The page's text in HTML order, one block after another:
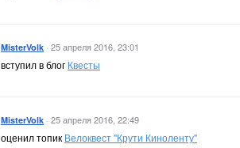
MisterVolk · 25 апреля 2016, 23:01
вступил в блог Квесты
MisterVolk · 25 апреля 2016, 22:49
оценил топик Велоквест "Крути Киноленту"